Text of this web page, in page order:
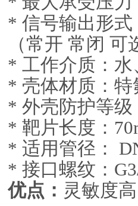
* 信号输出形式
（常开 常闭
* 工作介质：
* 壳体材质： 特
* 外壳防护等级
* 靶片长度：
* 适用管径：
* 接口螺纹：
优点： 灵敏度